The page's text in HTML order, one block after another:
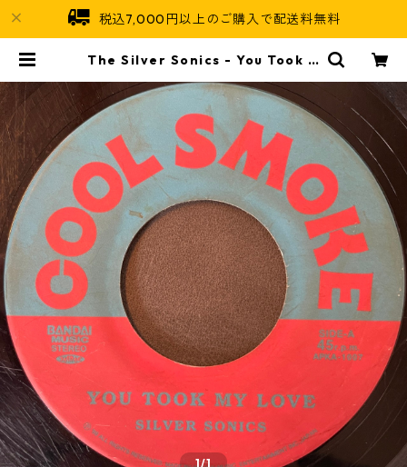
税込7,000円以上のご購入で配送料無料
The Silver Sonics - You Took M
Soul
1/1